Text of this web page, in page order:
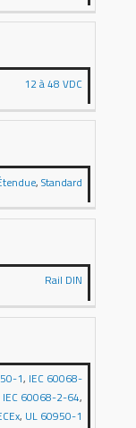
12 à 48 VDC
,Standard
Rail DIN
1, IEC 60068-
IEC 60068-2-64,
, UL 60950-1